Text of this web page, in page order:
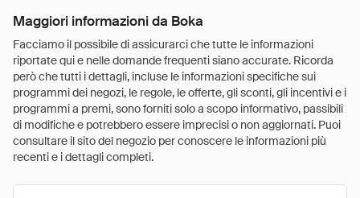
Maggiori informazioni da Boka
Facciamo il possibile di assicurarci che tutte le informazioni
riportate qui e nelle domande frequenti siano accurate. Ricorda
però che tutti i dettagli, incluse le informazioni specifiche sui
programmi dei negozi, le regole, le offerte, gli sconti, gli incentivi e i
programmi a premi, sono forniti solo a scopo informativo, passibili
di modifiche e potrebbero essere imprecisi o non aggiornati. Puoi
consultare il sito del negozio per conoscere le informazioni più
recenti e i dettagli completi.